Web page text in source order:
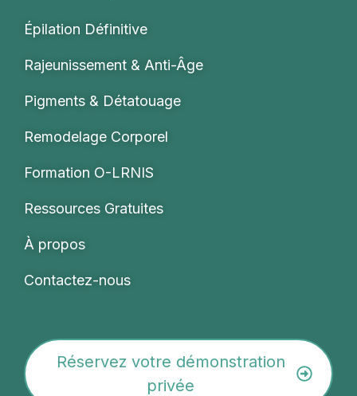
Épilation Définitive
Rajeunissement & Anti-Âge
Pigments & Détatouage
Remodelage Corporel
Formation O-LRNIS
Ressources Gratuites
À propos
Contactez-nous
Réservez votre démonstration
privée